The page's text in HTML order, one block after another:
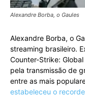
Alexandre Borba, o Gaules
Alexandre Borba, o
streaming brasileiro.
Counter-Strike:
pela transmissão de
entre as mais
estabeleceu o